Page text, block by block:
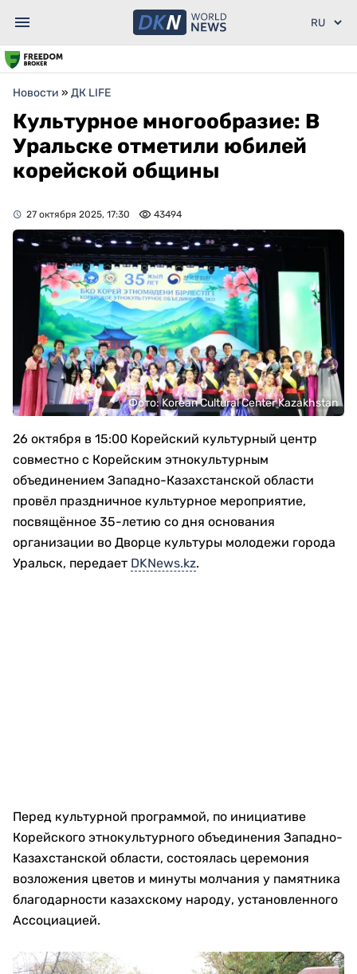
Новости » ДК LIFE
Культурное многообразие: В
Уральске отметили юбилей
корейской общины
27 октября 2025, 17:30 43494
Фото: Korean Cultural Center Kazakhstan
26 октября в 15:00 Корейский культурный центр
совместно с Корейским этнокультурным
объединением Западно-Казахстанской области
провёл праздничное культурное мероприятие,
посвящённое 35-летию со дня основания
организации во Дворце культуры молодежи города
Уральск, передает DKNews.kz.
Перед культурной программой, по инициативе
Корейского этнокультурного объединения Западно-
Казахстанской области, состоялась церемония
возложения цветов и минуты молчания у памятника
благодарности казахскому народу, установленного
Ассоциацией.